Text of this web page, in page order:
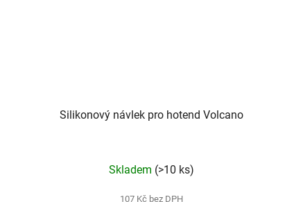
Silikonový návlek pro hotend Volcano
Skladem (>10 ks)
107 Kč bez DPH